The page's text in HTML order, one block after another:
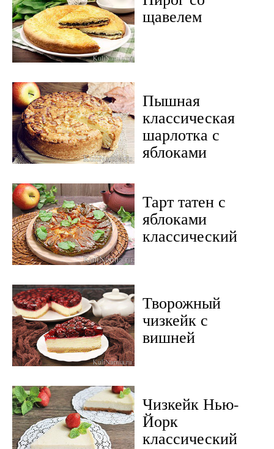
щавелем
Пышная
классическая
шарлотка с
яблоками
Тарт татен с
яблоками
классический
Творожный
чизкейк с
вишней
Чизкейк Нью-
Йорк
классический